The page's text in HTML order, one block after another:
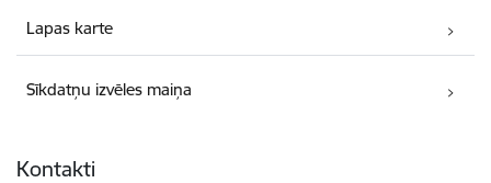
Lapas karte
Sīkdatņu izvēles maiņa
Kontakti